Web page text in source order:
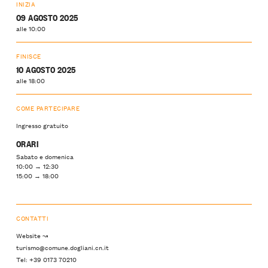
INIZIA
09 AGOSTO 2025
alle 10:00
FINISCE
10 AGOSTO 2025
alle 18:00
COME PARTECIPARE
Ingresso gratuito
ORARI
Sabato e domenica
10:00 → 12:30
15:00 → 18:00
CONTATTI
Website ↝
turismo@comune.dogliani.cn.it
Tel: +39 0173 70210